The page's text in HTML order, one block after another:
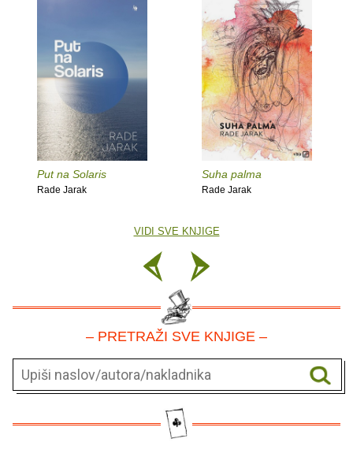
Put na Solaris
Rade Jarak
Suha palma
Rade Jarak
VIDI SVE KNJIGE
– PRETRAŽI SVE KNJIGE –